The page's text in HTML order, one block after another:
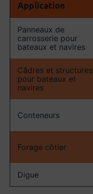
Application
Panneaux de
carrosserie pour
bateaux et navires
Câdres et structures
pour bateaux et
navires
Conteneurs
Forage côtier
Digue